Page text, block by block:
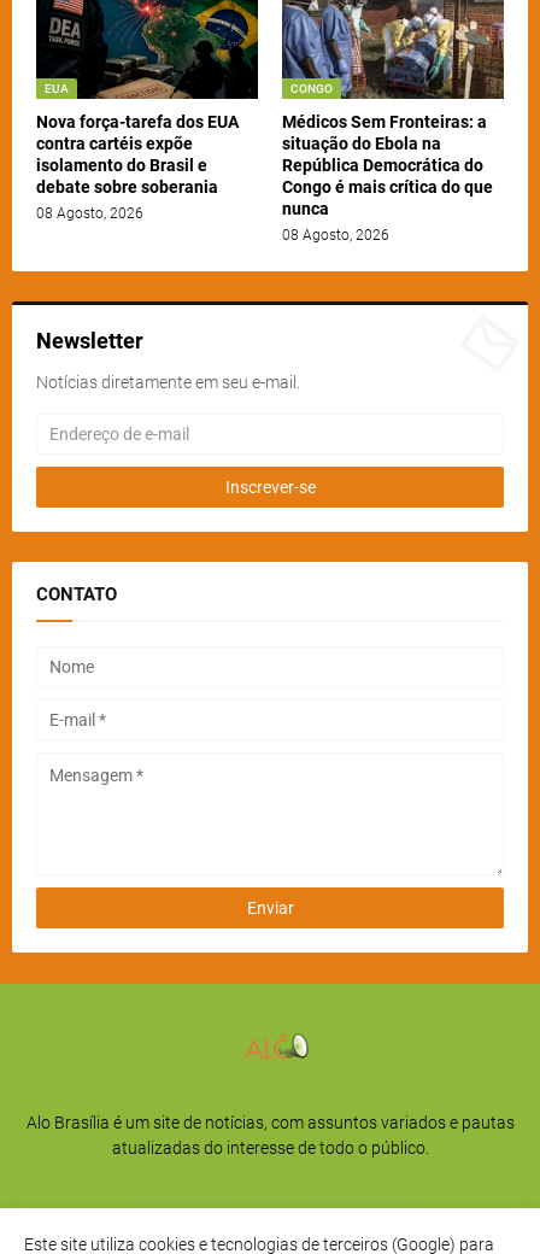
EUA
Nova força-tarefa dos EUA
contra cartéis expõe
isolamento do Brasil e
debate sobre soberania
08 Agosto, 2026
CONGO
Médicos Sem Fronteiras: a
situação do Ebola na
República Democrática do
Congo é mais crítica do que
nunca
08 Agosto, 2026
Newsletter
Notícias diretamente em seu e-mail.
CONTATO
Alo Brasília é um site de notícias, com assuntos variados e pautas
atualizadas do interesse de todo o público.
Este site utiliza cookies e tecnologias de terceiros (Google) para